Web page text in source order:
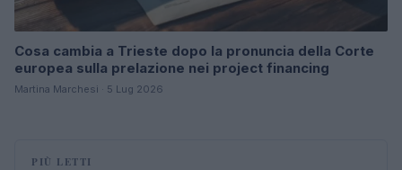
Cosa cambia a Trieste dopo la pronuncia della Corte
europea sulla prelazione nei project financing
Martina Marchesi · 5 Lug 2026
PIÙ LETTI